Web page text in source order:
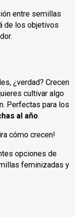
entre semillas
de los objetivos
¿verdad? Crecen
cultivar algo
Perfectas para los
al año.
cómo crecen!
opciones de
feminizadas y